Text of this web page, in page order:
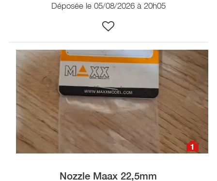
Déposée le 05/08/2026 à 20h05
1
Nozzle Maax 22,5mm